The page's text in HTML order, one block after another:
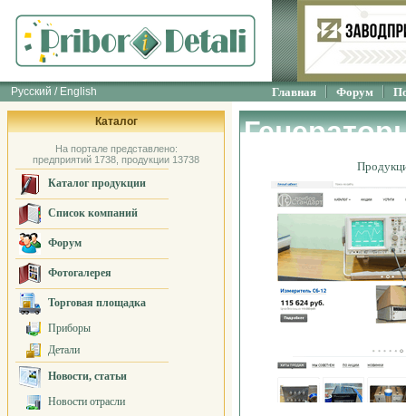
Русский / English Главная Форум
Каталог
На портале представлено:
предприятий 1738, продукции 13738
Каталог продукции
Список компаний
Форум
Фотогалерея
Торговая площадка
Приборы
Детали
Новости, статьи
Новости отрасли